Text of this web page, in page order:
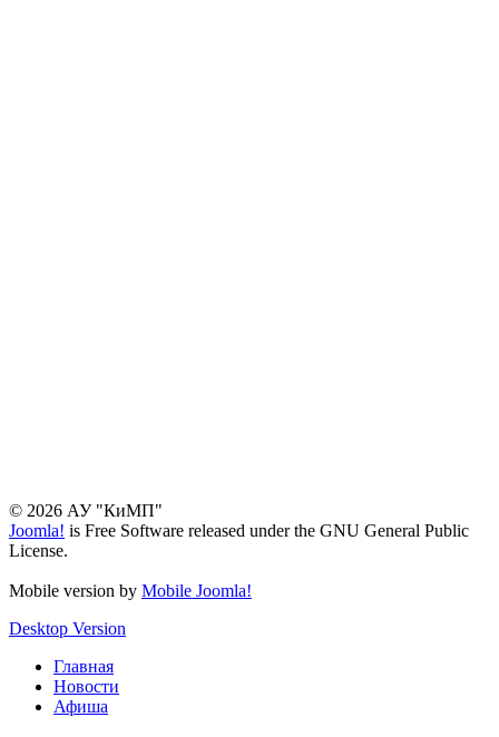
© 2026 АУ "КиМП"
Joomla! is Free Software released under the GNU General Public
License.
Mobile version by Mobile Joomla!
Desktop Version
Главная
Новости
Афиша